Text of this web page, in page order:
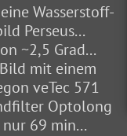
Wasserstoff-
Perseus...
~2,5 Grad...
mit einem
veTec 571
Optolong
69 min...